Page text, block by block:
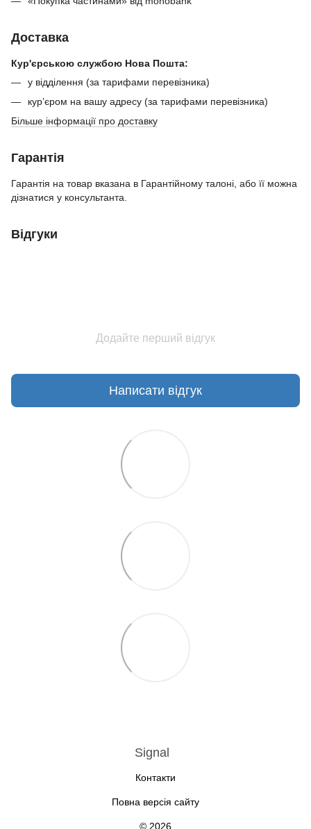
Доставка
Кур'єрською службою Нова Пошта:
у відділення (за тарифами перевізника)
кур’єром на вашу адресу (за тарифами перевізника)
Більше інформації про доставку
Гарантія
Гарантія на товар вказана в Гарантійному талоні, або її можна
дізнатися у консультанта.
Відгуки
Додайте перший відгук
Написати відгук
Signal
Контакти
Повна версія сайту
© 2026